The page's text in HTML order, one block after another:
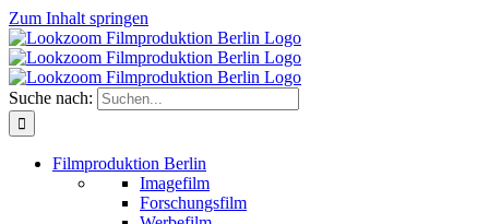
Zum Inhalt springen
Suche nach:
Filmproduktion Berlin
Imagefilm
Forschungsfilm